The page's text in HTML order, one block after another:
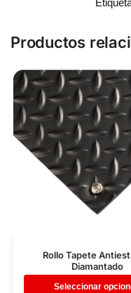
Productos
Rollo Tapete
Diamantado
Seleccionar